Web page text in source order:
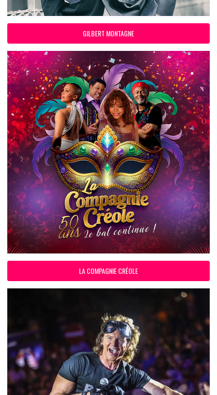
GILBERT MONTAGNE
LA COMPAGNIE CRÉOLE